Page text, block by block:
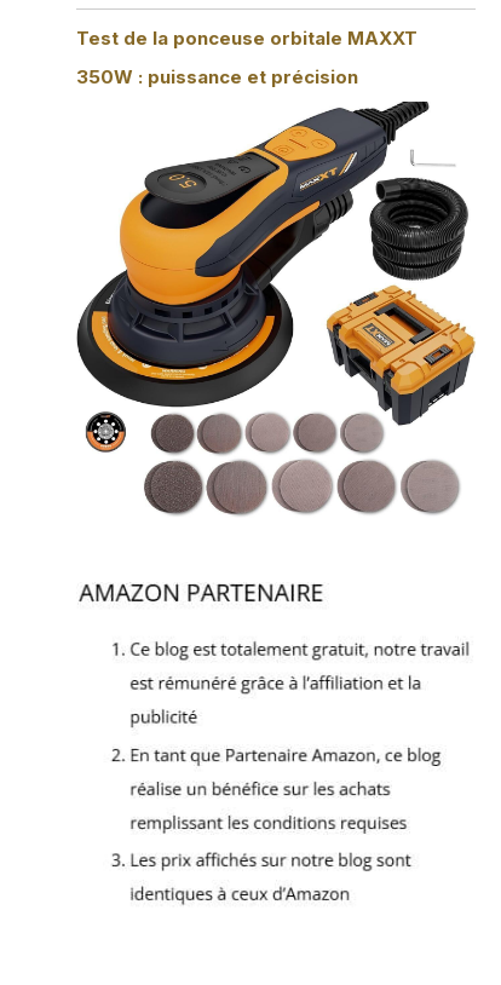
Test de la ponceuse orbitale MAXXT
350W : puissance et précision